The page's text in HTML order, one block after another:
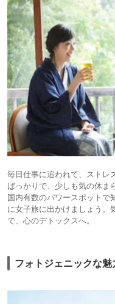
毎日仕事に追われて、ストレ
ばっかりで、少しも気の休ま
国内有数のパワースポットで
に女子旅に出かけましょう。
で、心のデトックスへ。
フォトジェニックな